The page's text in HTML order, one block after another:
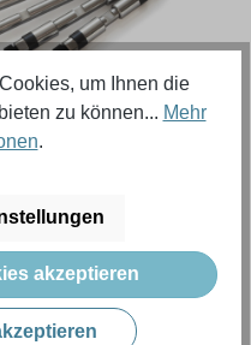
um Ihnen die
zu können... Mehr
.
akzeptieren